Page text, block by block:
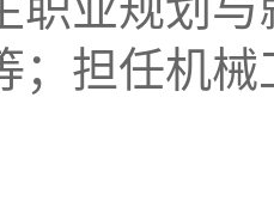
；担任机